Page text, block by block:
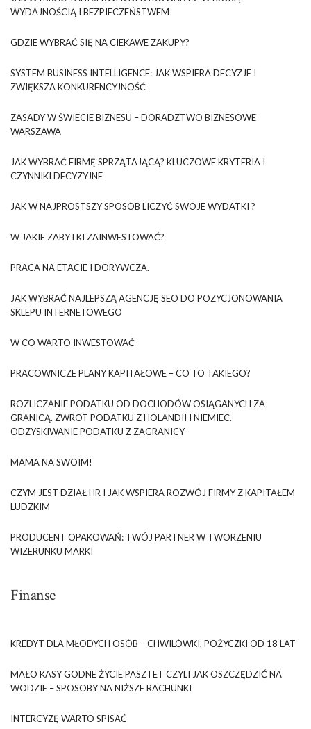
WYDAJNOŚCIĄ I BEZPIECZEŃSTWEM
GDZIE WYBRAĆ SIĘ NA CIEKAWE ZAKUPY?
SYSTEM BUSINESS INTELLIGENCE: JAK WSPIERA DECYZJE I
ZWIĘKSZA KONKURENCYJNOŚĆ
ZASADY W ŚWIECIE BIZNESU – DORADZTWO BIZNESOWE
WARSZAWA
JAK WYBRAĆ FIRMĘ SPRZĄTAJĄCĄ? KLUCZOWE KRYTERIA I
CZYNNIKI DECYZYJNE
JAK W NAJPROSTSZY SPOSÓB LICZYĆ SWOJE WYDATKI ?
W JAKIE ZABYTKI ZAINWESTOWAĆ?
PRACA NA ETACIE I DORYWCZA.
JAK WYBRAĆ NAJLEPSZĄ AGENCJĘ SEO DO POZYCJONOWANIA
SKLEPU INTERNETOWEGO
W CO WARTO INWESTOWAĆ
PRACOWNICZE PLANY KAPITAŁOWE – CO TO TAKIEGO?
ROZLICZANIE PODATKU OD DOCHODÓW OSIĄGANYCH ZA
GRANICĄ. ZWROT PODATKU Z HOLANDII I NIEMIEC.
ODZYSKIWANIE PODATKU Z ZAGRANICY
MAMA NA SWOIM!
CZYM JEST DZIAŁ HR I JAK WSPIERA ROZWÓJ FIRMY Z KAPITAŁEM
LUDZKIM
PRODUCENT OPAKOWAŃ: TWÓJ PARTNER W TWORZENIU
WIZERUNKU MARKI
Finanse
KREDYT DLA MŁODYCH OSÓB – CHWILÓWKI, POŻYCZKI OD 18 LAT
MAŁO KASY GODNE ŻYCIE PASZTET CZYLI JAK OSZCZĘDZIĆ NA
WODZIE – SPOSOBY NA NIŻSZE RACHUNKI
INTERCYZĘ WARTO SPISAĆ